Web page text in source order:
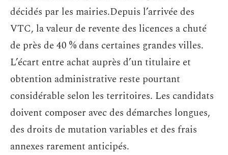
décidés par les mairies.Depuis l’arrivée des
VTC, la valeur de revente des licences a chuté
de près de 40 % dans certaines grandes villes.
L’écart entre achat auprès d’un titulaire et
obtention administrative reste pourtant
considérable selon les territoires. Les candidats
doivent composer avec des démarches longues,
des droits de mutation variables et des frais
annexes rarement anticipés.